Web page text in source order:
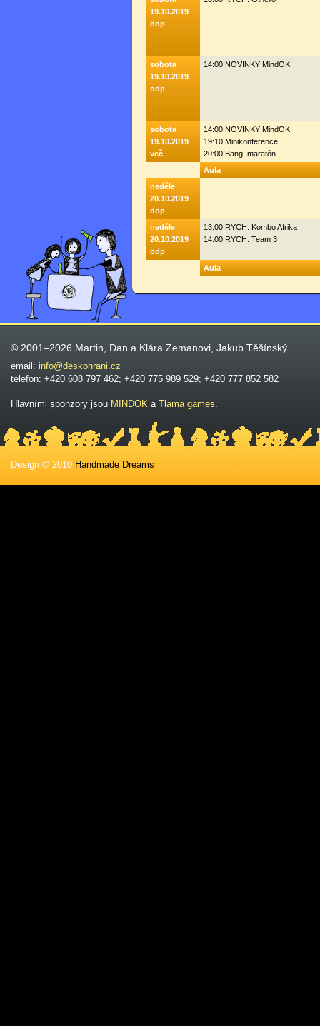
19.10.2019
dop
sobota
19.10.2019
odp
14:00 NOVINKY MindOK
sobota
19.10.2019
več
14:00 NOVINKY MindOK
19:10 Minikonference
20:00 Bang! maratón
Aula
neděle
20.10.2019
dop
neděle
20.10.2019
odp
13:00 RYCH: Kombo Afrika
14:00 RYCH: Team 3
Aula
© 2001–2026 Martin, Dan a Klára Zemanovi, Jakub Těšínský
email: info@deskohrani.cz
telefon: +420 608 797 462; +420 775 989 529; +420 777 852 582
Hlavními sponzory jsou MINDOK a Tlama games.
Design © 2010 Handmade Dreams